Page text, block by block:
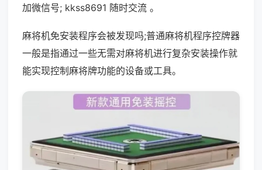
加微信号; kkss8691 随时交流 。
麻将机免安装程序会被发现吗;普通麻将机程序控牌器
一般是指通过一些无需对麻将机进行复杂安装操作就
能实现控制麻将牌功能的设备或工具。